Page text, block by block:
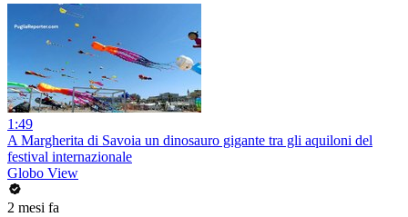
1:49
A Margherita di Savoia un dinosauro gigante tra gli aquiloni del
festival internazionale
Globo View
2 mesi fa